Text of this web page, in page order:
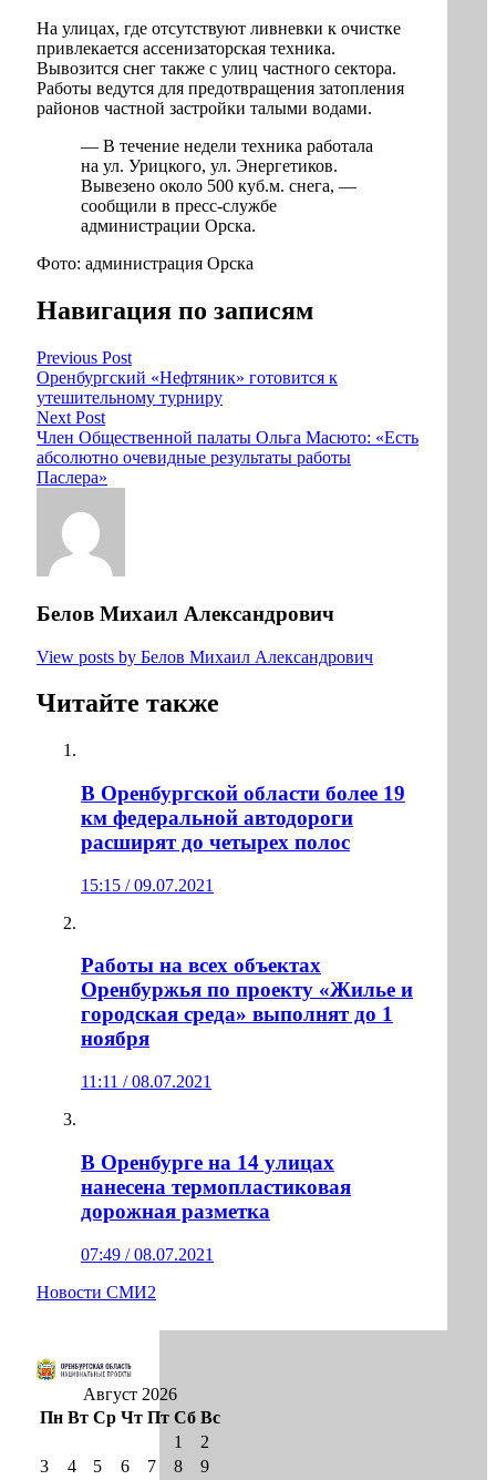
На улицах, где отсутствуют ливневки к очистке
привлекается ассенизаторская техника.
Вывозится снег также с улиц частного сектора.
Работы ведутся для предотвращения затопления
районов частной застройки талыми водами.
— В течение недели техника работала
на ул. Урицкого, ул. Энергетиков.
Вывезено около 500 куб.м. снега, —
сообщили в пресс-службе
администрации Орска.
Фото: администрация Орска
Навигация по записям
Previous Post
Оренбургский «Нефтяник» готовится к
утешительному турниру
Next Post
Член Общественной палаты Ольга Масюто: «Есть
абсолютно очевидные результаты работы
Паслера»
Белов Михаил Александрович
View posts by Белов Михаил Александрович
Читайте также
В Оренбургской области более 19
км федеральной автодороги
расширят до четырех полос
15:15 / 09.07.2021
Работы на всех объектах
Оренбуржья по проекту «Жилье и
городская среда» выполнят до 1
ноября
11:11 / 08.07.2021
В Оренбурге на 14 улицах
нанесена термопластиковая
дорожная разметка
07:49 / 08.07.2021
Новости СМИ2
Август 2026
Пн Вт Ср Чт Пт Сб Вс
1
2
3
4 5 6 7 8
9